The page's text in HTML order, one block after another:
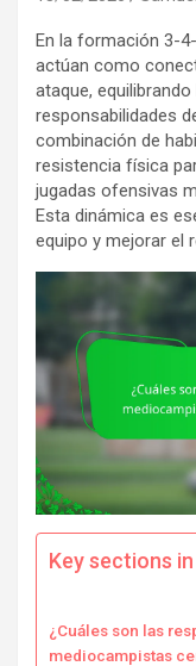
En la formación 3-
actúan como
ataque,
responsabilidades
combinación de
resistencia física
jugadas ofensivas
Esta dinámica es
equipo y mejorar el
Key sections
¿Cuáles son las
mediocampistas